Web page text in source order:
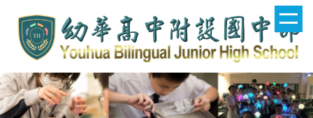
內
容
區